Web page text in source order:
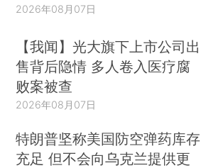
2026年08月07日
【我闻】光大旗下上市公司出
售背后隐情 多人卷入医疗腐
败案被查
2026年08月07日
特朗普坚称美国防空弹药库存
充足 但不会向乌克兰提供更